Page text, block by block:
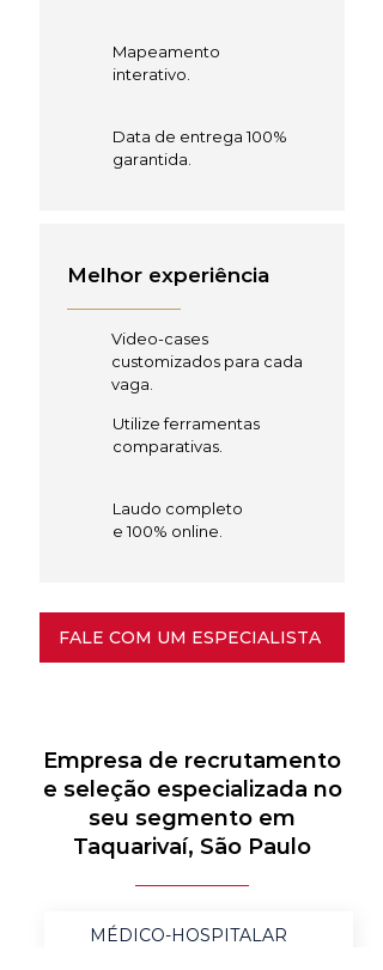
Mapeamento
interativo.
Data de entrega 100%
garantida.
Melhor experiência
Video-cases
customizados para cada
vaga.
Utilize ferramentas
comparativas.
Laudo completo
e 100% online.
FALE COM UM ESPECIALISTA
Empresa de recrutamento
e seleção especializada no
seu segmento em
Taquarivaí, São Paulo
MÉDICO-HOSPITALAR